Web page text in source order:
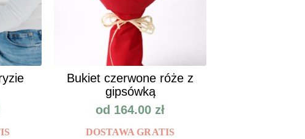
Bukiet czerwone róże z
gipsówką
od 164.00 zł
DOSTAWA GRATIS